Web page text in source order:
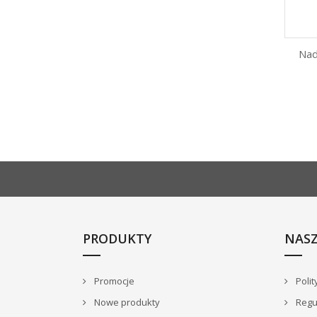
PRODUKTY
Promocje
Nowe produkty